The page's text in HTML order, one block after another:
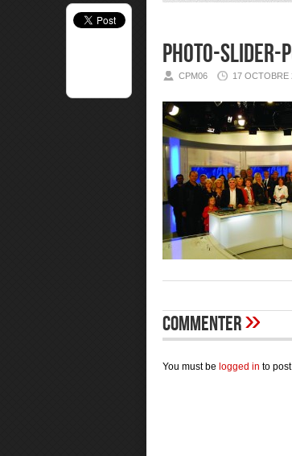
photo-slider-
CPM06 17 OCTOBRE
Commenter»
You must be logged in to